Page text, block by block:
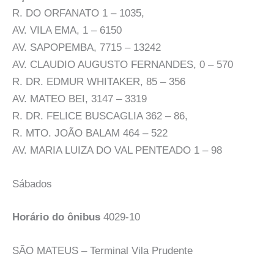
R. DO ORFANATO 1 – 1035,
AV. VILA EMA, 1 – 6150
AV. SAPOPEMBA, 7715 – 13242
AV. CLAUDIO AUGUSTO FERNANDES, 0 – 570
R. DR. EDMUR WHITAKER, 85 – 356
AV. MATEO BEI, 3147 – 3319
R. DR. FELICE BUSCAGLIA 362 – 86,
R. MTO. JOÃO BALAM 464 – 522
AV. MARIA LUIZA DO VAL PENTEADO 1 – 98
Sábados
Horário do ônibus 4029-10
SÃO MATEUS – Terminal Vila Prudente